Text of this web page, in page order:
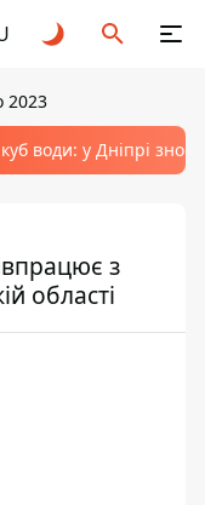
2023
води: у Дніпрі
з
області